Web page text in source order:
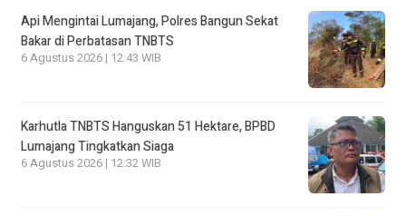
Api Mengintai Lumajang, Polres Bangun Sekat
Bakar di Perbatasan TNBTS
6 Agustus 2026 | 12:43 WIB
Karhutla TNBTS Hanguskan 51 Hektare, BPBD
Lumajang Tingkatkan Siaga
6 Agustus 2026 | 12:32 WIB